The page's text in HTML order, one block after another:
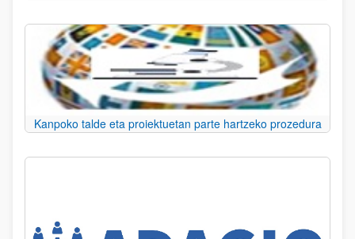
Kanpoko talde eta proiektuetan parte hartzeko prozedura